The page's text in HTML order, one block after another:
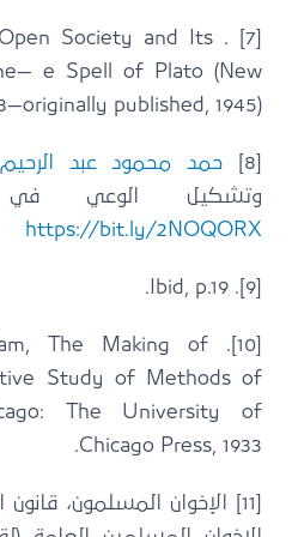
Open Society and Its
e Spell of Plato (New
published, 1945)
حمد محمود عبد الرحيم
وتشكيل الوعي في
https://bit.ly/2NOQORX
The Making of
Study of Methods of
The University of
Chicago Press, 1933.
[11] الإخوان المسلمون،